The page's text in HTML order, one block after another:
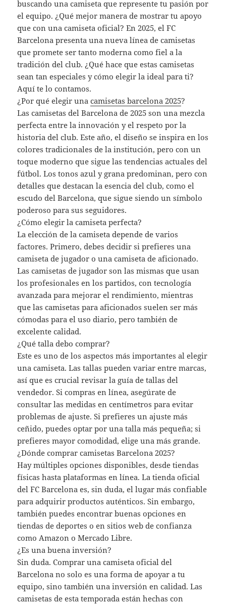
buscando una camiseta que represente tu pasión por
el equipo. ¿Qué mejor manera de mostrar tu apoyo
que con una camiseta oficial? En 2025, el FC
Barcelona presenta una nueva línea de camisetas
que promete ser tanto moderna como fiel a la
tradición del club. ¿Qué hace que estas camisetas
sean tan especiales y cómo elegir la ideal para ti?
Aquí te lo contamos.
¿Por qué elegir unacamisetas barcelona 2025?
Las camisetas del Barcelona de 2025 son una mezcla
perfecta entre la innovación y el respeto por la
historia del club. Este año, el diseño se inspira en los
colores tradicionales de la institución, pero con un
toque moderno que sigue las tendencias actuales del
fútbol. Los tonos azul y grana predominan, pero con
detalles que destacan la esencia del club, como el
escudo del Barcelona, que sigue siendo un símbolo
poderoso para sus seguidores.
¿Cómo elegir la camiseta perfecta?
La elección de la camiseta depende de varios
factores. Primero, debes decidir si prefieres una
camiseta de jugador o una camiseta de aficionado.
Las camisetas de jugador son las mismas que usan
los profesionales en los partidos, con tecnología
avanzada para mejorar el rendimiento, mientras
que las camisetas para aficionados suelen ser más
cómodas para el uso diario, pero también de
excelente calidad.
¿Qué talla debo comprar?
Este es uno de los aspectos más importantes al elegir
una camiseta. Las tallas pueden variar entre marcas,
así que es crucial revisar la guía de tallas del
vendedor. Si compras en línea, asegúrate de
consultar las medidas en centímetros para evitar
problemas de ajuste. Si prefieres un ajuste más
ceñido, puedes optar por una talla más pequeña; si
prefieres mayor comodidad, elige una más grande.
¿Dónde comprar camisetas Barcelona 2025?
Hay múltiples opciones disponibles, desde tiendas
físicas hasta plataformas en línea. La tienda oficial
del FC Barcelona es, sin duda, el lugar más confiable
para adquirir productos auténticos. Sin embargo,
también puedes encontrar buenas opciones en
tiendas de deportes o en sitios web de confianza
como Amazon o Mercado Libre.
¿Es una buena inversión?
Sin duda. Comprar una camiseta oficial del
Barcelona no solo es una forma de apoyar a tu
equipo, sino también una inversión en calidad. Las
camisetas de esta temporada están hechas con